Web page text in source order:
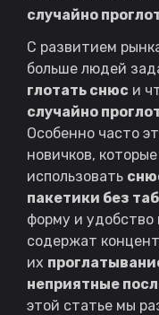
случайно
С развитием
больше людей
глотать снюс и
случайно
Особенно часто
новичков,
использовать
пакетики без
форму и удобство
содержат
их
неприятные
этой статье мы